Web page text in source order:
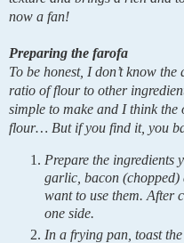
now a fan!
Preparing the farofa
To be honest, I don’t know
ratio of flour to other
simple to make and I think
flour… But if you find it, you
Prepare the ingredients
garlic, bacon (chopped)
want to use them. After
one side.
In a frying pan, toast